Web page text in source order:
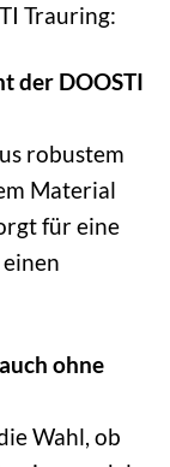
Trauring:
der DOOSTI
robustem
Material
für eine
ohne
Wahl, ob